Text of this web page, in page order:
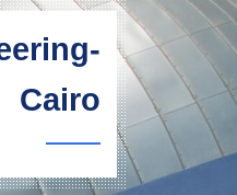
القبول والتسجيل
الدراسات الأكاديمية
البحث العلمي
التدريب والخدمة
Cairo